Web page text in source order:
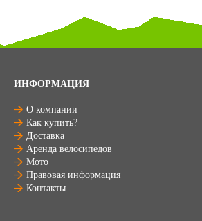
ИНФОРМАЦИЯ
О компании
Как купить?
Доставка
Аренда велосипедов
Мото
Правовая информация
Контакты